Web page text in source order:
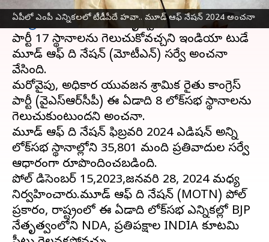
ఏపీలో ఎంపీ ఎన్నికలలో టీడీపీదే హవా.. మూడ్ ఆఫ్ నేషన్ 2024 అంచనా
ఆంధ్రప్రదేశ్‌లోని 25 లోక్‌సభ స్థానాలకు గాను
చంద్రబాబు నాయుడునేతృత్వంలోని తెలుగుదేశం
పార్టీ 17 స్థానాలను గెలుచుకోవచ్చని ఇండియా టుడే
మూడ్ ఆఫ్ ది నేషన్ (మోటీఎన్) సర్వే అంచనా
వేసింది.
మరోవైపు, అధికార యువజన శ్రామిక రైతు కాంగ్రెస్
పార్టీ (వైఎస్‌ఆర్‌సీపీ) ఈ ఏడాది 8 లోక్‌సభ స్థానాలను
గెలుచుకుంటుందని అంచనా.
మూడ్ ఆఫ్ ది నేషన్ ఫిబ్రవరి 2024 ఎడిషన్ అన్ని
లోక్‌సభ స్థానాల్లోని 35,801 మంది ప్రతివాదుల సర్వే
ఆధారంగా రూపొందించబడింది.
పోల్ డిసెంబర్ 15,2023,జనవరి 28, 2024 మధ్య
నిర్వహించారు.మూడ్ ఆఫ్ ది నేషన్ (MOTN) పోల్
ప్రకారం, రాష్ట్రంలో ఈ ఏడాది లోక్‌సభ ఎన్నికల్లో BJP
నేతృత్వంలోని NDA, ప్రతిపక్షాల INDIA కూటమి